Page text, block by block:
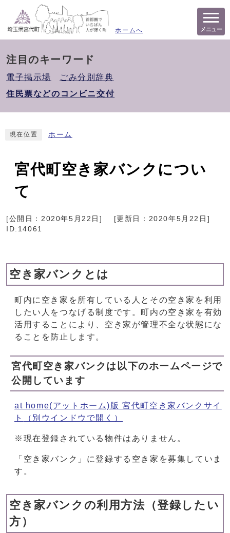
ホームへ メニュー
注目のキーワード
電子掲示場
ごみ分別辞典
住民票などのコンビニ交付
現在位置 ホーム
宮代町空き家バンクについ
て
[公開日： 2020年5月22日 ] [更新日： 2020年5月22日 ]
ID:14061
空き家バンクとは
町内に空き家を所有している人とその空き家を利用
したい人をつなげる制度です。町内の空き家を有効
活用することにより、空き家が管理不全な状態にな
ることを防止します。
宮代町空き家バンクは以下のホームページで
公開しています
at home(アットホーム)版 宮代町空き家バンクサイ
ト
（別ウインドウで開く）
※現在登録されている物件はありません。
「空き家バンク」に登録する空き家を募集していま
す。
空き家バンクの利用方法（登録したい
方）